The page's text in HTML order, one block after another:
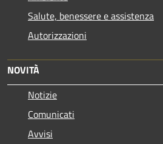
Salute, benessere e assistenza
Autorizzazioni
NOVITÀ
Notizie
Comunicati
Avvisi